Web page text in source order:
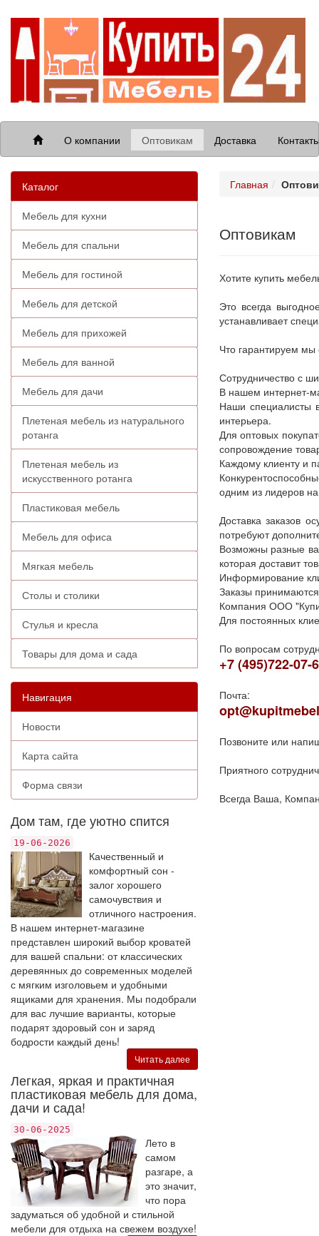
О компании Оптовикам Доставка
Каталог
Мебель для кухни
Мебель для спальни
Мебель для гостиной
Мебель для детской
Мебель для прихожей
Мебель для ванной
Мебель для дачи
Плетеная мебель из натурального
ротанга
Плетеная мебель из
искусственного ротанга
Пластиковая мебель
Мебель для офиса
Мягкая мебель
Столы и столики
Стулья и кресла
Товары для дома и сада
Навигация
Новости
Карта сайта
Форма связи
Дом там, где уютно спится
19-06-2026
Качественный и
комфортный сон -
залог хорошего
самочувствия и
отличного настроения.
В нашем интернет-магазине
представлен широкий выбор кроватей
для вашей спальни: от классических
деревянных до современных моделей
с мягким изголовьем и удобными
ящиками для хранения. Мы подобрали
для вас лучшие варианты, которые
подарят здоровый сон и заряд
бодрости каждый день!
Читать далее
Легкая, яркая и практичная
пластиковая мебель для дома,
дачи и сада!
30-06-2025
Лето в
самом
разгаре, а
это значит,
что пора
задуматься об удобной и стильной
мебели для отдыха на свежем воздухе!
Главная
Оптовикам
Хотите купить
Это всегда
устанавливает
Что гарантируем
Сотрудничество с
В нашем интернет-
Наши специалисты
интерьера.
Для оптовых
сопровождение
Каждому клиенту и
одним из лидеров
Доставка заказов
потребуют
Возможны разные
которая доставит
Информирование
Заказы
Компания ООО
Для постоянных
По вопросам
+7 (495)722-
Почта:
Позвоните или
Приятного
Всегда Ваша,